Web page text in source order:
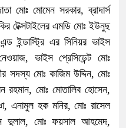
মোঃ মোমেন সরকার, ব্রাদার্স
টেক্সটাইলের এমডি মোঃ ইউনুছ
ইন্ডাস্ট্রি এর সিনিয়র ভাইস
ভাইস প্রেসিডেন্ট মোঃ
সদস্য মোঃ কাজিম উদ্দিন, মোঃ
মোঃ মোতালিব হোসেন,
এনামুল হক মনির, মোঃ রাসেল
দুলাল, মোঃ ফয়সাল আহমেদ,